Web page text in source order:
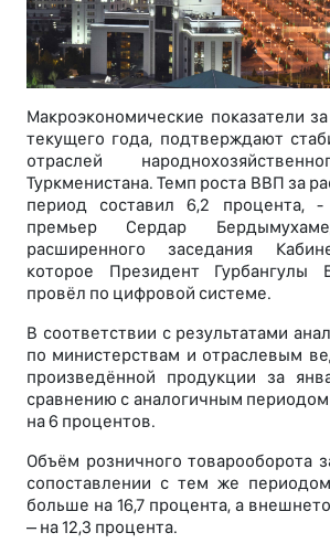
Макроэкономические показатели
текущего года, подтверждают
отраслей
Туркменистана. Темп роста ВВП за
период составил 6,2 процента,
премьер Сердар
расширенного заседания
которое Президент Гурбангулы
провёл по цифровой системе.
В соответствии с результатами
по министерствам и отраслевым
произведённой продукции за
сравнению с аналогичным
на 6 процентов.
Объём розничного товарооборота
сопоставлении с тем же
больше на 16,7 процента, а
– на 12,3 процента.